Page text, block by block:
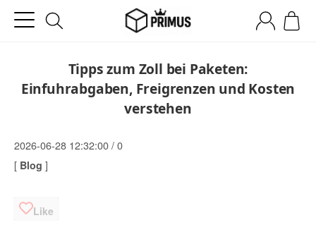
Tipps zum Zoll bei Paketen:
Einfuhrabgaben, Freigrenzen und Kosten
verstehen
2026-06-28 12:32:00/Kommentare
0
[ Blog ]
Like